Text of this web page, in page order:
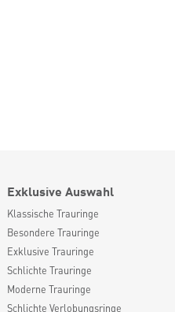
Exklusive Auswahl
Klassische Trauringe
Besondere Trauringe
Exklusive Trauringe
Schlichte Trauringe
Moderne Trauringe
Schlichte Verlobungsringe